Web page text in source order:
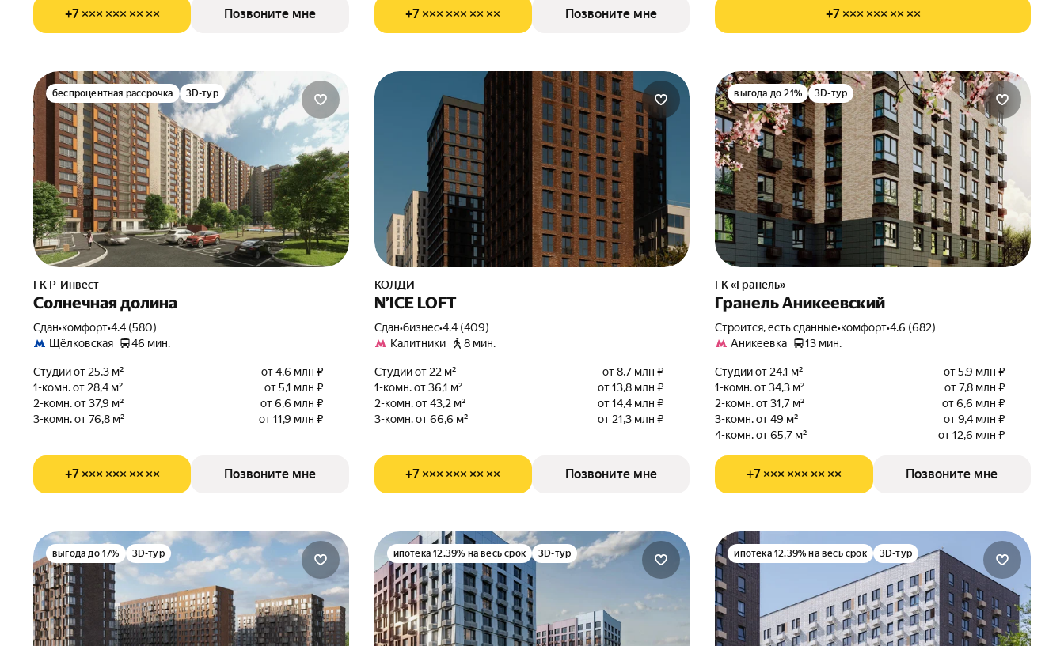
+7 ××× ××× ×× ×× Позвоните мне +7 ××× ××× ×× ×× Позвоните мне +7 ××× ××× ×× ××
беспроцентная рассрочка 3D-тур
ГК Р-Инвест
Солнечная долина
Сдан•комфорт•4.4 (580)
Щёлковская
46 мин.
Студии от 25,3 м²
от 4,6 млн ₽
1-комн. от 28,4 м²
от 5,1 млн ₽
2-комн. от 37,9 м²
от 6,6 млн ₽
3-комн. от 76,8 м²
от 11,9 млн ₽
+7 ××× ××× ×× ×× Позвоните мне
КОЛДИ
N’ICE LOFT
Сдан•бизнес•4.4 (409)
Калитники
8 мин.
Студии от 22 м²
от 8,7 млн ₽
1-комн. от 36,1 м²
от 13,8 млн ₽
2-комн. от 43,2 м²
от 14,4 млн ₽
3-комн. от 66,6 м²
от 21,3 млн ₽
+7 ××× ××× ×× ×× Позвоните мне
выгода до 21% 3D-тур
ГК «Гранель»
Гранель Аникеевский
Строится, есть сданные•комфорт•4.6 (682)
Аникеевка
13 мин.
Студии от 24,1 м²
от 5,9 млн ₽
1-комн. от 34,3 м²
от 7,8 млн ₽
2-комн. от 31,7 м²
от 6,6 млн ₽
3-комн. от 49 м²
от 9,4 млн ₽
4-комн. от 65,7 м²
от 12,6 млн ₽
+7 ××× ××× ×× ×× Позвоните мне
выгода до 17% 3D-тур ипотека 12.39% на весь срок 3D-тур ипотека 12.39% на весь срок 3D-тур